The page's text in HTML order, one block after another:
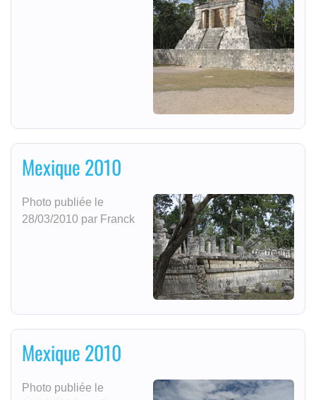
Mexique 2010
Photo publiée le
28/03/2010 par Franck
Mexique 2010
Photo publiée le